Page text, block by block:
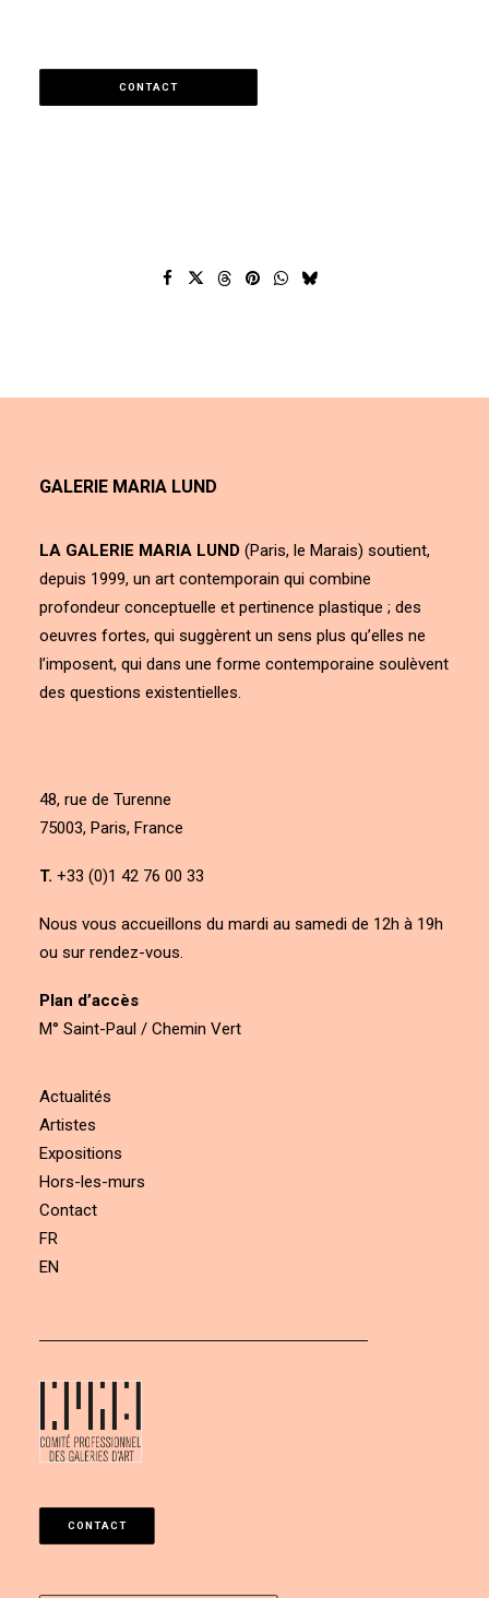
CONTACT
GALERIE MARIA LUND
LA GALERIE MARIA LUND (Paris, le Marais) soutient,
depuis 1999, un art contemporain qui combine
profondeur conceptuelle et pertinence plastique ; des
oeuvres fortes, qui suggèrent un sens plus qu’elles ne
l’imposent, qui dans une forme contemporaine soulèvent
des questions existentielles.
48, rue de Turenne
75003, Paris, France
T. +33 (0)1 42 76 00 33
Nous vous accueillons du mardi au samedi de 12h à 19h
ou sur rendez-vous.
Plan d’accès
M° Saint-Paul / Chemin Vert
Actualités
Artistes
Expositions
Hors-les-murs
Contact
FR
EN
CONTACT